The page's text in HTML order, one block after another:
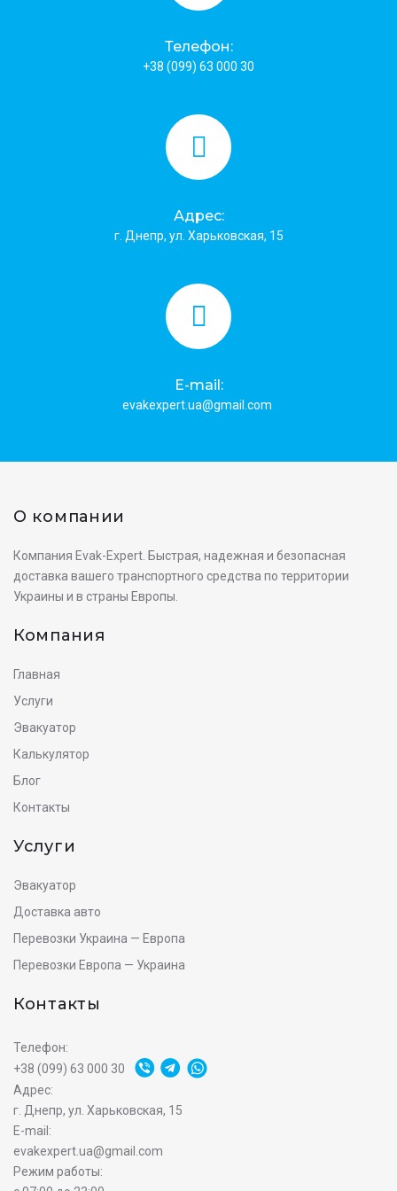
Телефон:
+38 (099) 63 000 30
Адрес:
г. Днепр, ул. Харьковская, 15
E-mail:
evakexpert.ua@gmail.com
О компании
Компания Evak-Expert. Быстрая, надежная и безопасная
доставка вашего транспортного средства по территории
Украины и в страны Европы.
Компания
Главная
Услуги
Эвакуатор
Калькулятор
Блог
Контакты
Услуги
Эвакуатор
Доставка авто
Перевозки Украина — Европа
Перевозки Европа — Украина
Контакты
Телефон:
+38 (099) 63 000 30
Адрес:
г. Днепр, ул. Харьковская, 15
E-mail:
evakexpert.ua@gmail.com
Режим работы: